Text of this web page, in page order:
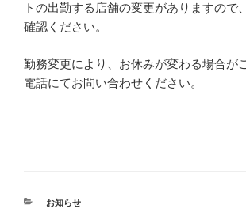
トの出勤する店舗の変更がありますので
確認ください。
勤務変更により、お休みが変わる場合が
電話にてお問い合わせください。
カ
お知らせ